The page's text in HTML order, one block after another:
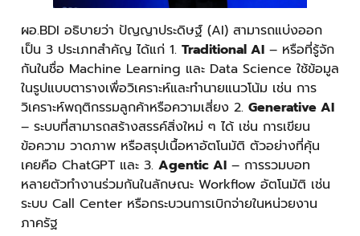
ผอ.BDI อธิบายว่า ปัญญาประดิษฐ์ (AI) สามารถแบ่งออก
เป็น 3 ประเภทสำคัญ ได้แก่ 1. Traditional AI – หรือที่รู้จัก
กันในชื่อ Machine Learning และ Data Science ใช้ข้อมูล
ในรูปแบบตารางเพื่อวิเคราะห์และทำนายแนวโน้ม เช่น การ
วิเคราะห์พฤติกรรมลูกค้าหรือความเสี่ยง 2. Generative AI
– ระบบที่สามารถสร้างสรรค์สิ่งใหม่ ๆ ได้ เช่น การเขียน
ข้อความ วาดภาพ หรือสรุปเนื้อหาอัตโนมัติ ตัวอย่างที่คุ้น
เคยคือ ChatGPT และ 3. Agentic AI – การรวมบอท
หลายตัวทำงานร่วมกันในลักษณะ Workflow อัตโนมัติ เช่น
ระบบ Call Center หรือกระบวนการเบิกจ่ายในหน่วยงาน
ภาครัฐ